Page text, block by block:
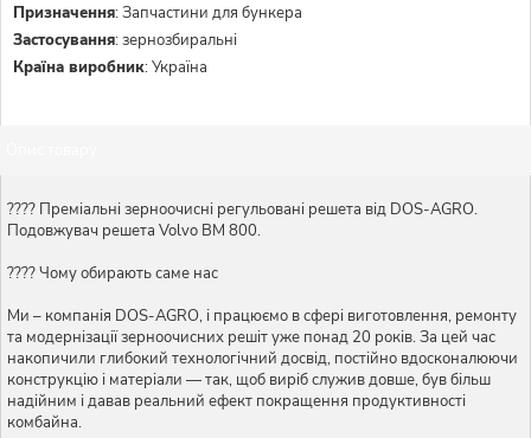
Призначення:Запчастини для бункера
Застосування:зернозбиральні
Країна виробник:Україна
???? Преміальні зерноочисні регульовані решета від DOS-AGRO.
Подовжувач решета Volvo BM 800.
???? Чому обирають саме нас
Ми – компанія DOS-AGRO, і працюємо в сфері виготовлення, ремонту
та модернізації зерноочисних решіт уже понад 20 років. За цей час
накопичили глибокий технологічний досвід, постійно вдосконалюючи
конструкцію і матеріали — так, щоб виріб служив довше, був більш
надійним і давав реальний ефект покращення продуктивності
комбайна.